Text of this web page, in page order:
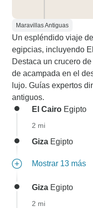
Maravillas Antiguas
Un espléndido viaje
egipcias, incluyendo
Destaca un crucero
de acampada en el
lujo. Guías expertos
antiguos.
El Cairo Egipto
2 mi
Giza Egipto
Mostrar 13 más
Giza Egipto
2 mi